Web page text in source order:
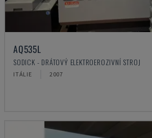
AQ535L
SODICK - DRÁTOVÝ ELEKTROEROZIVNÍ STROJ
ITÁLIE 2007